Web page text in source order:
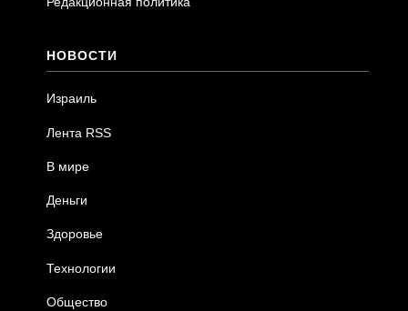
НОВОСТИ
Израиль
Лента RSS
В мире
Деньги
Здоровье
Технологии
Общество